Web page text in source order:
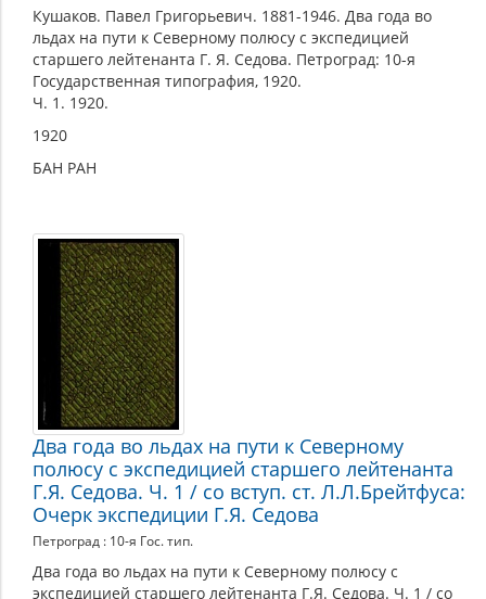
Кушаков. Павел Григорьевич. 1881-1946. Два года во
льдах на пути к Северному полюсу с экспедицией
старшего лейтенанта Г. Я. Седова. Петроград: 10-я
Государственная типография, 1920.
Ч. 1. 1920.
1920
БАН РАН
Два года во льдах на пути к Северному
полюсу с экспедицией старшего лейтенанта
Г.Я. Седова. Ч. 1 / со вступ. ст. Л.Л.Брейтфуса:
Очерк экспедиции Г.Я. Седова
Петроград : 10-я Гос. тип.
Два года во льдах на пути к Северному полюсу с
экспедицией старшего лейтенанта Г.Я. Седова. Ч. 1 / со